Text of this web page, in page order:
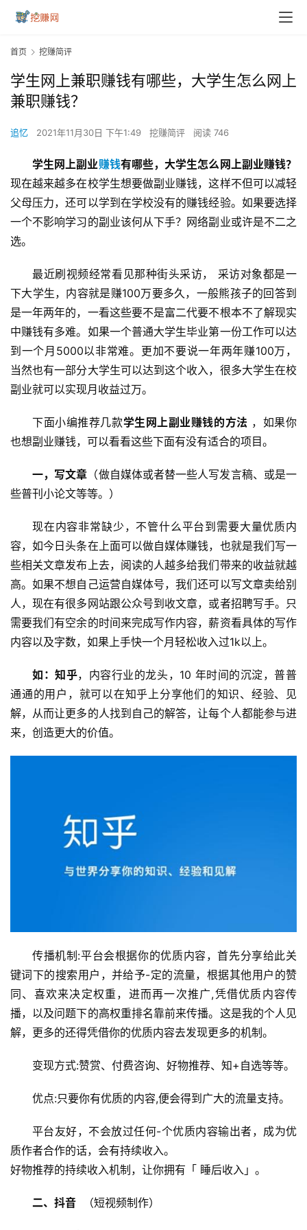
首页 挖赚简评
学生网上兼职赚钱有哪些，大学生怎么网上
兼职赚钱？
追忆 2021年11月30日 下午1:49 挖赚简评 阅读 746
学生网上副业赚钱有哪些，大学生怎么网上副业赚钱？
现在越来越多在校学生想要做副业赚钱，这样不但可以减轻
父母压力，还可以学到在学校没有的赚钱经验。如果要选择
一个不影响学习的副业该何从下手？网络副业或许是不二之
选。
最近刷视频经常看见那种街头采访， 采访对象都是一
下大学生，内容就是赚100万要多久，一般熊孩子的回答到
是一年两年的，一看这些要不是富二代要不根本不了解现实
中赚钱有多难。如果一个普通大学生毕业第一份工作可以达
到一个月5000以非常难。更加不要说一年两年赚100万，
当然也有一部分大学生可以达到这个收入，很多大学生在校
副业就可以实现月收益过万。
下面小编推荐几款学生网上副业赚钱的方法 ，如果你
也想副业赚钱，可以看看这些下面有没有适合的项目。
一，写文章 （做自媒体或者替一些人写发言稿、或是一
些普刊小论文等等。）
现在内容非常缺少，不管什么平台到需要大量优质内
容，如今日头条在上面可以做自媒体赚钱，也就是我们写一
些相关文章发布上去，阅读的人越多给我们带来的收益就越
高。如果不想自己运营自媒体号，我们还可以写文章卖给别
人，现在有很多网站跟公众号到收文章，或者招聘写手。只
需要我们有空余的时间来完成写作内容，薪资看具体的写作
内容以及字数，如果上手快一个月轻松收入过1k以上。
如：知乎，内容行业的龙头，10 年时间的沉淀，普普
通通的用户，就可以在知乎上分享他们的知识、经验、见
解，从而让更多的人找到自己的解答，让每个人都能参与进
来，创造更大的价值。
传播机制:平台会根据你的优质内容，首先分享给此关
键词下的搜索用户，并给予-定的流量，根据其他用户的赞
同、喜欢来决定权重，进而再一次推广,凭借优质内容传
播，以及问题下的高权重排名靠前来传播。这是我的个人见
解，更多的还得凭借你的优质内容去发现更多的机制。
变现方式:赞赏、付费咨询、好物推荐、知+自选等等。
优点:只要你有优质的内容,便会得到广大的流量支持。
平台友好，不会放过任何-个优质内容输出者，成为优
质作者合作的话，会有持续收入。
好物推荐的持续收入机制，让你拥有「 睡后收入」。
二、抖音
  （短视频制作）